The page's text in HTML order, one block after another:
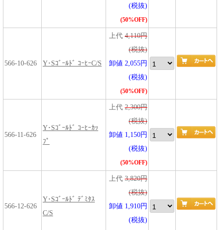
(税抜)
(50%OFF)
566-10-626 Y･Sｺﾞｰﾙﾄﾞ ｺｰﾋｰC/S
上代 4,110円
(税抜)
卸値 2,055円
(税抜)
(50%OFF)
566-11-626
Y･Sｺﾞｰﾙﾄﾞ ｺｰﾋｰｶｯ
ﾌﾟ
上代 2,300円
(税抜)
卸値 1,150円
(税抜)
(50%OFF)
566-12-626
Y･Sｺﾞｰﾙﾄﾞ ﾃﾞﾐﾀｽ
C/S
上代 3,820円
(税抜)
卸値 1,910円
(税抜)